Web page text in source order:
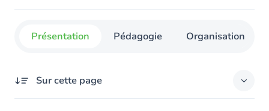
Présentation Pédagogie Organisation
Sur cette page